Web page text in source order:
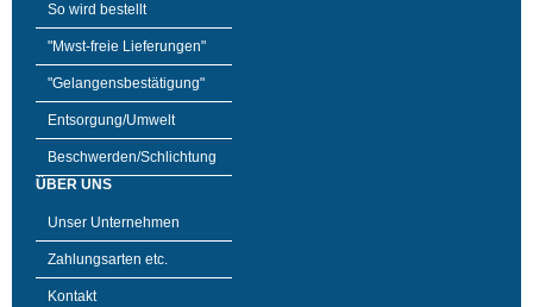
So wird bestellt
"Mwst-freie Lieferungen"
"Gelangensbestätigung"
Entsorgung/Umwelt
Beschwerden/Schlichtung
ÜBER UNS
Unser Unternehmen
Zahlungsarten etc.
Kontakt